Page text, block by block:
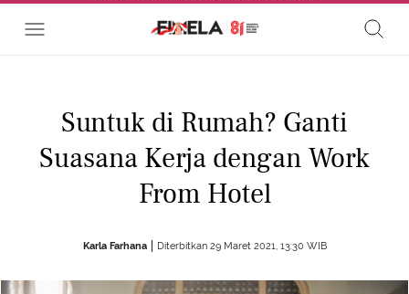
Suntuk di Rumah? Ganti
Suasana Kerja dengan Work
From Hotel
Karla Farhana Diterbitkan 29 Maret 2021, 13:30 WIB